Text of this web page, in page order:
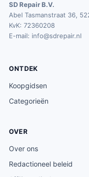
SD Repair B.V.
Abel Tasmanstraat 36,
KvK: 72360208
E-mail: info@sdrepair.nl
ONTDEK
Koopgidsen
Categorieën
OVER
Over ons
Redactioneel beleid